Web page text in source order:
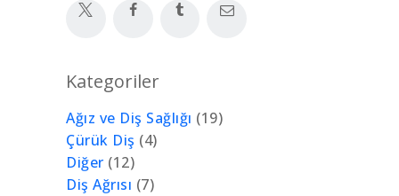
Kategoriler
Ağız ve Diş Sağlığı (19)
Çürük Diş (4)
Diğer (12)
Diş Ağrısı (7)